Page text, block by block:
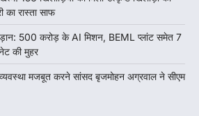
Jagjit Singh Grewal August 5, 2026
के पुनर्गठन, 660 रिक्त पद भरने और 500
पुलिसकर्मियों की तैनाती की मांग…
का रास्ता साफ
500 करोड़ के AI मिशन, BEML प्लांट समेत 7
की मुहर
व्यवस्था मजबूत करने सांसद बृजमोहन अग्रवाल ने सीएम